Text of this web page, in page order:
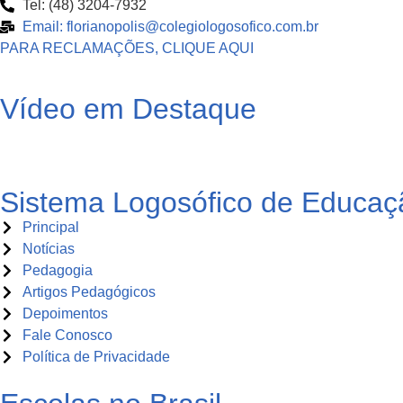
Tel: (48) 3204-7932
Email: florianopolis@colegiologosofico.com.br
PARA RECLAMAÇÕES, CLIQUE AQUI
Vídeo em Destaque
Sistema Logosófico de
Principal
Notícias
Pedagogia
Artigos Pedagógicos
Depoimentos
Fale Conosco
Política de Privacidade